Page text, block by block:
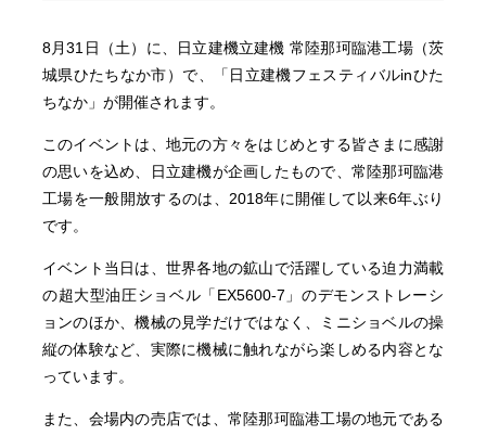
8月31日（土）に、日立建機立建機 常陸那珂臨港工場（茨
城県ひたちなか市）で、「日立建機フェスティバルinひた
ちなか」が開催されます。
このイベントは、地元の方々をはじめとする皆さまに感謝
の思いを込め、日立建機が企画したもので、常陸那珂臨港
工場を一般開放するのは、2018年に開催して以来6年ぶり
です。
イベント当日は、世界各地の鉱山で活躍している迫力満載
の超大型油圧ショベル「EX5600-7」のデモンストレーシ
ョンのほか、機械の見学だけではなく、ミニショベルの操
縦の体験など、実際に機械に触れながら楽しめる内容とな
っています。
また、会場内の売店では、常陸那珂臨港工場の地元である